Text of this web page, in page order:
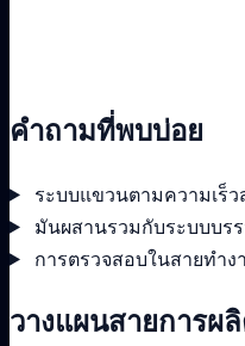
คำถามที่พบบ่อย
ระบบแขวนตามความเร็
มันผสานรวมกับระบบบร
การตรวจสอบในสายทำง
วางแผนสายการผ